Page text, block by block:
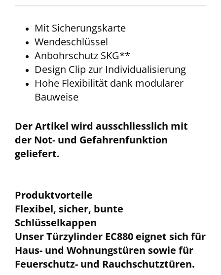
Mit Sicherungskarte
Wendeschlüssel
Anbohrschutz SKG**
Design Clip zur Individualisierung
Hohe Flexibilität dank modularer
Bauweise
Der Artikel wird ausschliesslich mit
der Not- und Gefahrenfunktion
geliefert.
Produktvorteile
Flexibel, sicher, bunte
Schlüsselkappen
Unser Türzylinder EC880 eignet sich für
Haus- und Wohnungstüren sowie für
Feuerschutz- und Rauchschutztüren.